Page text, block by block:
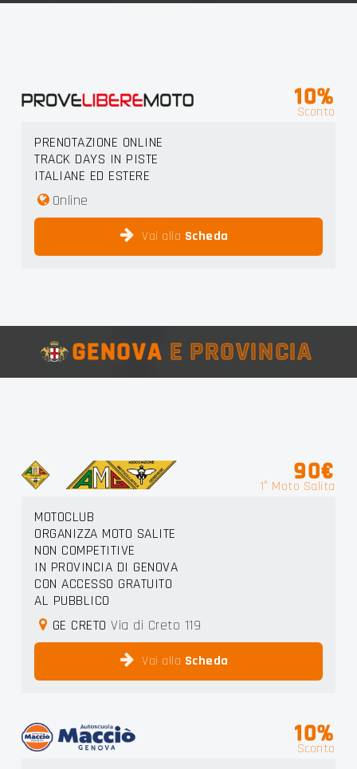
10%
Sconto
PRENOTAZIONE ONLINE
TRACK DAYS IN PISTE
ITALIANE ED ESTERE
Online
Vai alla Scheda
GENOVA E PROVINCIA
90€
1° Moto Salita
MOTOCLUB
ORGANIZZA MOTO SALITE
NON COMPETITIVE
IN PROVINCIA DI GENOVA
CON ACCESSO GRATUITO
AL PUBBLICO
GE CRETO Via di Creto 119
Vai alla Scheda
10%
Sconto